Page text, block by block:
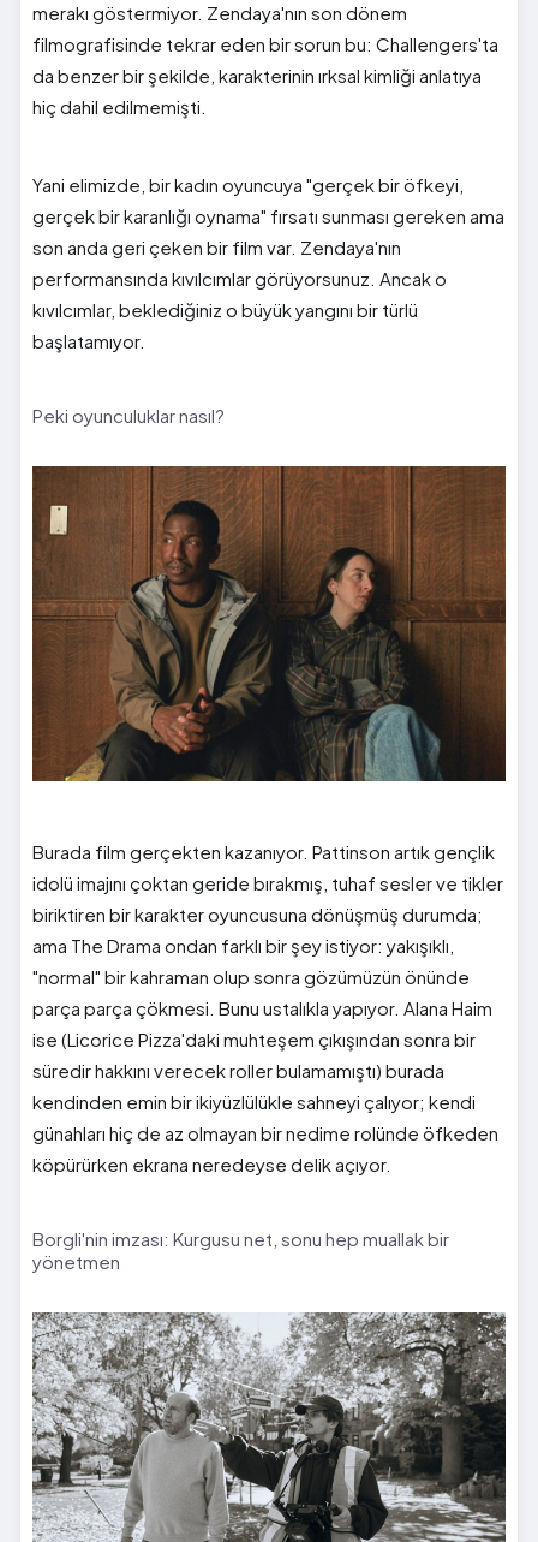
merakı göstermiyor. Zendaya'nın son dönem
filmografisinde tekrar eden bir sorun bu: Challengers'ta
da benzer bir şekilde, karakterinin ırksal kimliği anlatıya
hiç dahil edilmemişti.
Yani elimizde, bir kadın oyuncuya "gerçek bir öfkeyi,
gerçek bir karanlığı oynama" fırsatı sunması gereken ama
son anda geri çeken bir film var. Zendaya'nın
performansında kıvılcımlar görüyorsunuz. Ancak o
kıvılcımlar, beklediğiniz o büyük yangını bir türlü
başlatamıyor.
Peki oyunculuklar nasıl?
Burada film gerçekten kazanıyor. Pattinson artık gençlik
idolü imajını çoktan geride bırakmış, tuhaf sesler ve tikler
biriktiren bir karakter oyuncusuna dönüşmüş durumda;
ama The Drama ondan farklı bir şey istiyor: yakışıklı,
"normal" bir kahraman olup sonra gözümüzün önünde
parça parça çökmesi. Bunu ustalıkla yapıyor. Alana Haim
ise (Licorice Pizza'daki muhteşem çıkışından sonra bir
süredir hakkını verecek roller bulamamıştı) burada
kendinden emin bir ikiyüzlülükle sahneyi çalıyor; kendi
günahları hiç de az olmayan bir nedime rolünde öfkeden
köpürürken ekrana neredeyse delik açıyor.
Borgli'nin imzası: Kurgusu net, sonu hep muallak bir
yönetmen